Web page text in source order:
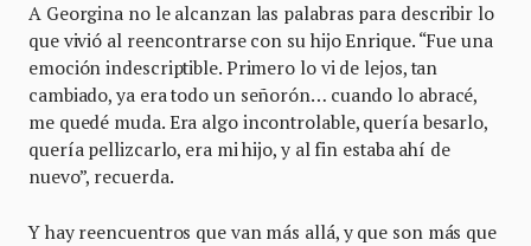
A Georgina no le alcanzan las palabras para describir lo
que vivió al reencontrarse con su hijo Enrique. “Fue una
emoción indescriptible. Primero lo vi de lejos, tan
cambiado, ya era todo un señorón… cuando lo abracé,
me quedé muda. Era algo incontrolable, quería besarlo,
quería pellizcarlo, era mi hijo, y al fin estaba ahí de
nuevo”, recuerda.
Y hay reencuentros que van más allá, y que son más que